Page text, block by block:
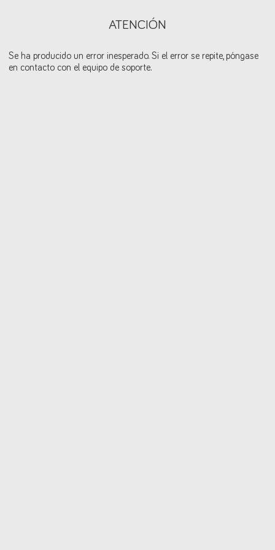
ATENCIÓN
Se ha producido un error inesperado. Si el error se repite, póngase
en contacto con el equipo de soporte.